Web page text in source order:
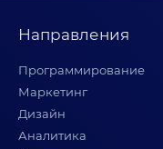
Направления
Программирование
Маркетинг
Дизайн
Аналитика